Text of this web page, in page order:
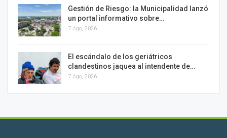
Gestión de Riesgo: la Municipalidad lanzó
un portal informativo sobre…
7 Ago, 2026
El escándalo de los geriátricos
clandestinos jaquea al intendente de…
7 Ago, 2026